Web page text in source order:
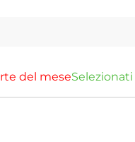
rte del meseSelezionati